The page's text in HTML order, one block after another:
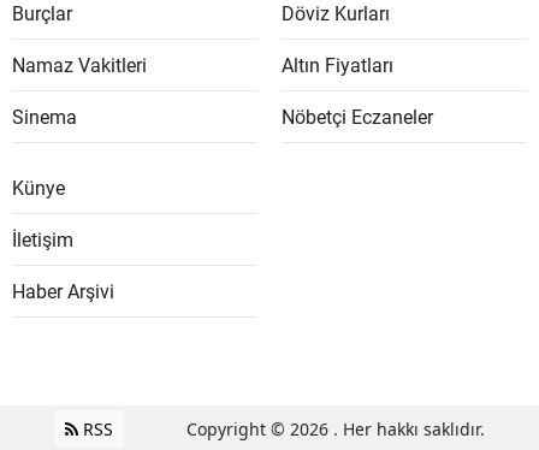
Burçlar
Namaz Vakitleri
Sinema
Döviz Kurları
Altın Fiyatları
Nöbetçi Eczaneler
Künye
İletişim
Haber Arşivi
RSS Copyright © 2026 . Her hakkı saklıdır.